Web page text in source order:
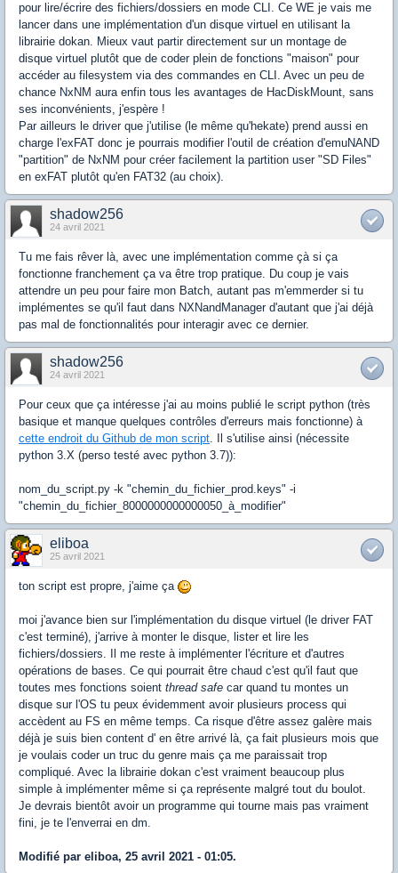
pour lire/écrire des fichiers/dossiers en mode CLI. Ce WE je vais me
lancer dans une implémentation d'un disque virtuel en utilisant la
librairie dokan. Mieux vaut partir directement sur un montage de
disque virtuel plutôt que de coder plein de fonctions "maison" pour
accéder au filesystem via des commandes en CLI. Avec un peu de
chance NxNM aura enfin tous les avantages de HacDiskMount, sans
ses inconvénients, j'espère !
Par ailleurs le driver que j'utilise (le même qu'hekate) prend aussi en
charge l'exFAT donc je pourrais modifier l'outil de création d'emuNAND
"partition" de NxNM pour créer facilement la partition user "SD Files"
en exFAT plutôt qu'en FAT32 (au choix).
shadow256
24 avril 2021
Tu me fais rêver là, avec une implémentation comme çà si ça
fonctionne franchement ça va être trop pratique. Du coup je vais
attendre un peu pour faire mon Batch, autant pas m'emmerder si tu
implémentes se qu'il faut dans NXNandManager d'autant que j'ai déjà
pas mal de fonctionnalités pour interagir avec ce dernier.
shadow256
24 avril 2021
Pour ceux que ça intéresse j'ai au moins publié le script python (très
basique et manque quelques contrôles d'erreurs mais fonctionne) à
cette endroit du Github de mon script. Il s'utilise ainsi (nécessite
python 3.X (perso testé avec python 3.7)):
nom_du_script.py -k "chemin_du_fichier_prod.keys" -i
"chemin_du_fichier_8000000000000050_à_modifier"
eliboa
25 avril 2021
ton script est propre, j'aime ça
moi j'avance bien sur l'implémentation du disque virtuel (le driver FAT
c'est terminé), j'arrive à monter le disque, lister et lire les
fichiers/dossiers. Il me reste à implémenter l'écriture et d'autres
opérations de bases. Ce qui pourrait être chaud c'est qu'il faut que
toutes mes fonctions soient thread safe car quand tu montes un
disque sur l'OS tu peux évidemment avoir plusieurs process qui
accèdent au FS en même temps. Ca risque d'être assez galère mais
déjà je suis bien content d' en être arrivé là, ça fait plusieurs mois que
je voulais coder un truc du genre mais ça me paraissait trop
compliqué. Avec la librairie dokan c'est vraiment beaucoup plus
simple à implémenter même si ça représente malgré tout du boulot.
Je devrais bientôt avoir un programme qui tourne mais pas vraiment
fini, je te l'enverrai en dm.
Modifié par eliboa, 25 avril 2021 - 01:05.